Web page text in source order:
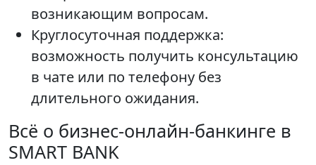
возникающим вопросам.
Круглосуточная поддержка:
возможность получить консультацию
в чате или по телефону без
длительного ожидания.
Всё о бизнес-онлайн-банкинге в
SMART BANK